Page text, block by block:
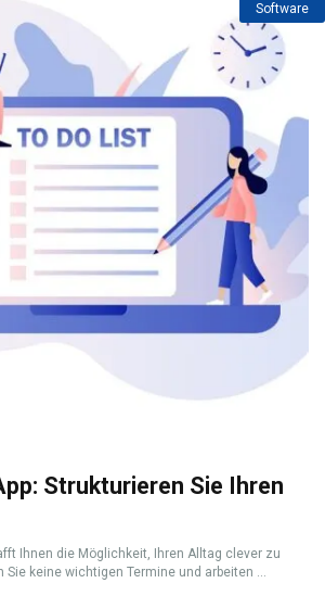
Software
Strukturieren Sie Ihren
Ihnen die Möglichkeit, Ihren Alltag clever zu
keine wichtigen Termine und arbeiten ...